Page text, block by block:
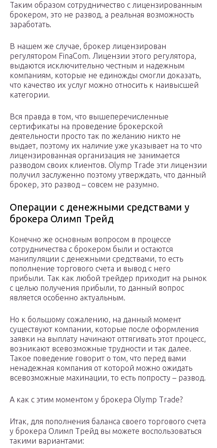
Таким образом сотрудничество с лицензированным
брокером, это не развод, а реальная возможность
заработать.
В нашем же случае, брокер лицензирован
регулятором FinaCom. Лицензии этого регулятора,
выдаются исключительно честным и надежным
компаниям, которые не единожды смогли доказать,
что качество их услуг можно относить к наивысшей
категории.
Вся правда в том, что вышеперечисленные
сертификаты на проведение брокерской
деятельности просто так по желанию никто не
выдает, поэтому их наличие уже указывает на то что
лицензированная организация не занимается
разводом своих клиентов. Olymp Trade эти лицензии
получил заслуженно поэтому утверждать, что данный
брокер, это развод – совсем не разумно.
Операции с денежными средствами у
брокера Олимп Трейд
Конечно же основным вопросом в процессе
сотрудничества с брокером были и остаются
манипуляции с денежными средствами, то есть
пополнение торгового счета и вывод с него
прибыли. Так как любой трейдер приходит на рынок
с целью получения прибыли, то данный вопрос
является особенно актуальным.
Но к большому сожалению, на данный момент
существуют компании, которые после оформления
заявки на выплату начинают оттягивать этот процесс,
возникают всевозможные трудности и так далее.
Такое поведение говорит о том, что перед вами
ненадежная компания от которой можно ожидать
всевозможные махинации, то есть попросту – развод.
А как с этим моментом у брокера Olymp Trade?
Итак, для пополнения баланса своего торгового счета
у брокера Олимп Трейд вы можете воспользоваться
такими вариантами: